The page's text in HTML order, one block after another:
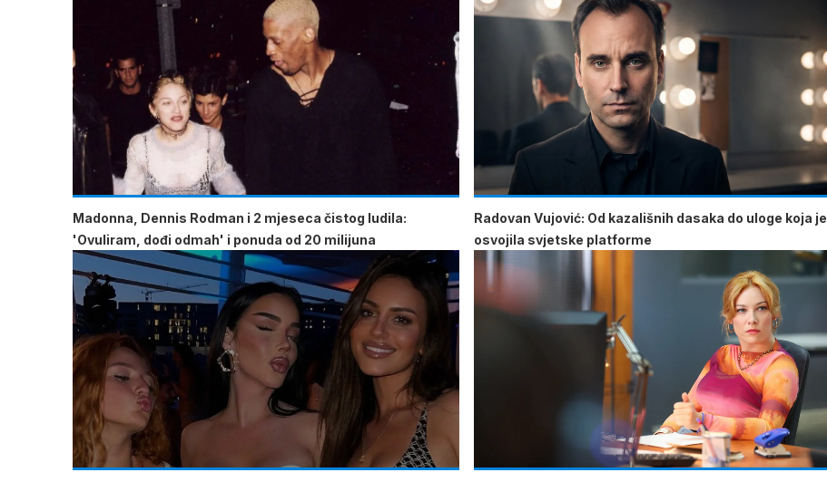
Madonna, Dennis Rodman i 2 mjeseca čistog ludila:
'Ovuliram, dođi odmah' i ponuda od 20 milijuna
Radovan Vujović: Od kazališnih dasaka do uloge koja je
osvojila svjetske platforme